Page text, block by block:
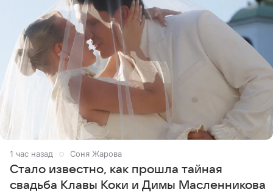
1 час назад Соня Жарова
Стало известно, как прошла тайная
свадьба Клавы Коки и Димы Масленникова